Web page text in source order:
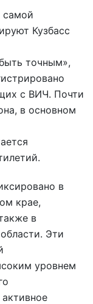
точным»,
с ВИЧ. Почти
в основном
в
крае,
в
Эти
уровнем